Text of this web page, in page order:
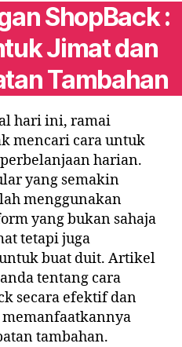
ShopBack :
Jimat dan
Tambahan
hari ini, ramai
mencari cara untuk
harian.
yang semakin
menggunakan
yang bukan sahaja
tetapi juga
buat duit. Artikel
tentang cara
secara efektif dan
tambahan.